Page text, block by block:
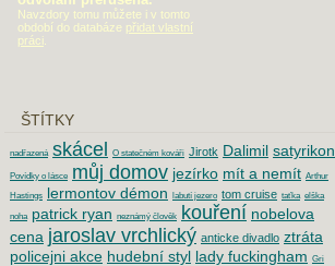
Navzdory tomu můžete i v tomto
období do databáze přidat vlastní
práci
ŠTÍTKY
nadřazená skácel O statečném kováři Jirotk Dalimil satyrikon
Povídky o lásce můj domov jezírko mít a nemít Arthur
Hastings lermontov démon labutí jezero tom cruise taťka elška
noha patrick ryan neznámý člověk kouření nobelova
cena jaroslav vrchlický anticke divadlo ztráta
policejni akce hudební styl lady fuckingham Gri